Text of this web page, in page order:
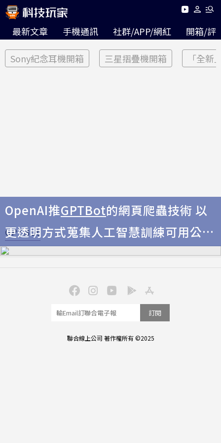
最新文章 手機通訊 社群/APP/網紅 開箱/評
Sony紀念耳機開箱 三星摺疊機開箱 「全新
GPTBot
OpenAI推GPTBot的網頁爬蟲技術 以
更透明方式蒐集人工智慧訓練可用公開
資料
訂閱
聯合線上公司 著作權所有 ©2025